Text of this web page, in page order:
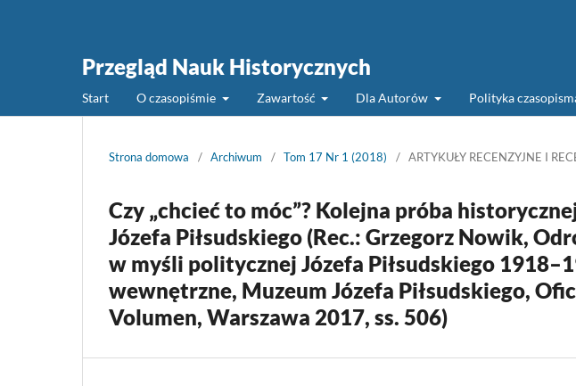
Przegląd Nauk Historycznych
Start O czasopiśmie Zawartość Dla Autorów Polityka
Strona domowa / Archiwum / Tom 17 Nr 1 (2018) / ARTYKUŁY RECENZYJNE I
Czy „chcieć to móc”? Kolejna próba
Józefa Piłsudskiego (Rec.: Grzegorz Nowik,
w myśli politycznej Józefa Piłsudskiego
wewnętrzne, Muzeum Józefa Piłsudskiego,
Volumen, Warszawa 2017, ss. 506)